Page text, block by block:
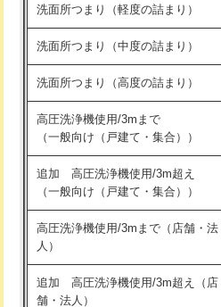
モルタル補修（厚さ10㎝超え）
洗面台設置
バスタブ設置
追加人工
廃棄・処分
※給水管工事は20mmまでの価格
持込商品取付（混合水栓）
持込商品取付（浄水器・分岐水栓
給水管工事※（ホール加工)
給水管工事※（バンド止め)
給水管工事※（支持金具設置)
給水管工事※（保温材使用（バン
め込み）)
給水管工事※（土の掘削・埋め戻
業)
洗面所つまり（軽度の詰まり）
洗面所つまり（中度の詰まり）
洗面所つまり（高度の詰まり）
高圧洗浄機使用/3mまで
（一般向け（戸建て・集合））
追加 高圧洗浄機使用/3m超え
（一般向け（戸建て・集合））
高圧洗浄機使用/3mまで（店舗・法
人）
追加 高圧洗浄機使用/3m超え（店
舗・法人）